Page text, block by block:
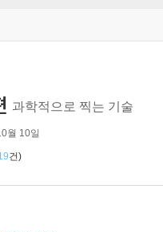
과학적으로 찍는 기술
월 10일
건)